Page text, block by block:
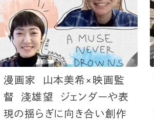
漫画家 山本美希×映画監
督 淺雄望 ジェンダーや表
現の揺らぎに向き合い創作